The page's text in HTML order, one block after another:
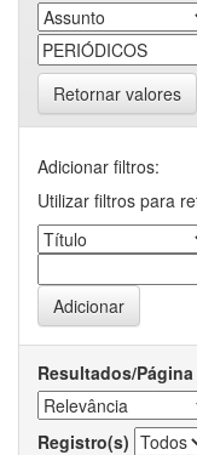
Retornar valores
Adicionar filtros:
Utilizar filtros para
Resultados/Página
Registro(s)